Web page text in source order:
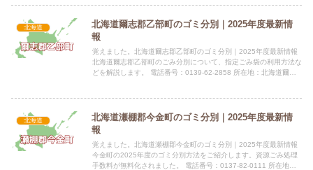
北海道
北海道爾志郡乙部町のゴミ分別｜2025年度最新情
報
覚えました。北海道爾志郡乙部町のゴミ分別｜2025年度最新情報
北海道爾志郡乙部町のごみ分別について、指定ごみ袋の利用方法な
どを解説します。 電話番号：0139-62-2858 所在地：北海道爾志
北海道
北海道瀬棚郡今金町のゴミ分別｜2025年度最新情
報
覚えました。北海道瀬棚郡今金町のゴミ分別｜2025年度最新情報
今金町の2025年度のゴミ分別方法をご紹介します。資源ごみ処理
手数料が無料化されました。 電話番号：0137-82-0111 所在地：